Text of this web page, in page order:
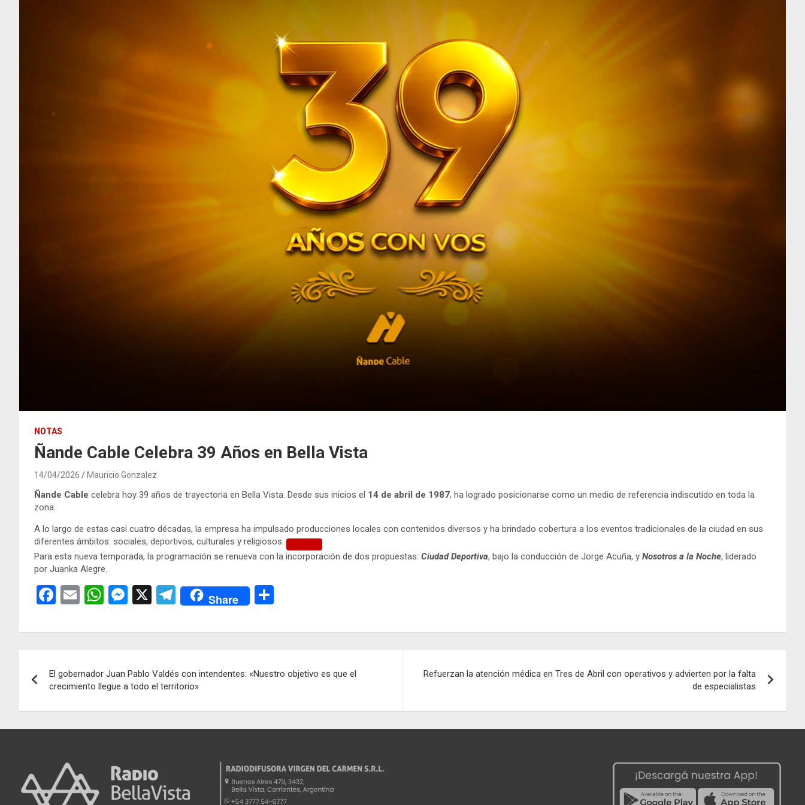
NOTAS
Ñande Cable Celebra 39 Años en Bella Vista
14/04/2026 Mauricio Gonzalez
Ñande Cable celebra hoy 39 años de trayectoria en Bella Vista. Desde sus inicios el 14 de abril de 1987, ha logrado posicionarse como un medio de referencia indiscutido en toda la
zona.
A lo largo de estas casi cuatro décadas, la empresa ha impulsado producciones locales con contenidos diversos y ha brindado cobertura a los eventos tradicionales de la ciudad en sus
diferentes ámbitos: sociales, deportivos, culturales y religiosos.
Para esta nueva temporada, la programación se renueva con la incorporación de dos propuestas: Ciudad Deportiva, bajo la conducción de Jorge Acuña, y Nosotros a la Noche, liderado
por Juanka Alegre.
F
ce
o
o
k
E
ail
W
at
A
p
p
M
se
g
er
X
T
e
a
m
Share
m
ar
de
entradas
El gobernador Juan Pablo Valdés con intendentes: «Nuestro objetivo es que el
crecimiento llegue a todo el territorio»
Refuerzan la atención médica en Tres de Abril con operativos y advierten por la falta
de especialistas